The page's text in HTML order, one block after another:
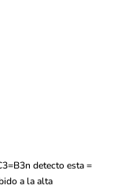
detecto esta =
a la alta